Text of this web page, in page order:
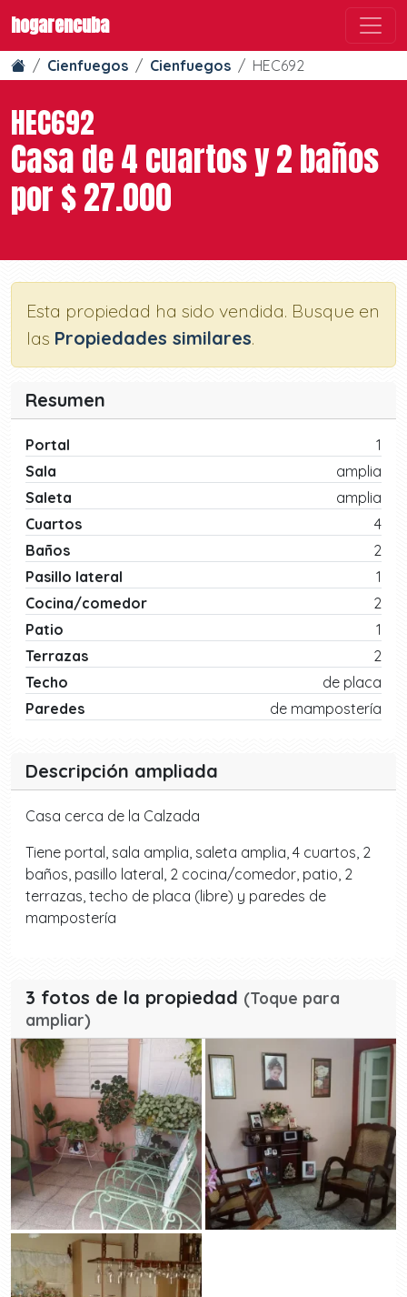
hogarencuba
Cienfuegos Cienfuegos HEC692
HEC692
Casa de 4 cuartos y 2 baños
por $ 27.000
Esta propiedad ha sido vendida. Busque en
las Propiedades similares.
Resumen
Portal
1
Sala
amplia
Saleta
amplia
Cuartos
4
Baños
2
Pasillo lateral
1
Cocina/comedor
2
Patio
1
Terrazas
2
Techo
de placa
Paredes
de mampostería
Descripción ampliada
Casa cerca de la Calzada
Tiene portal, sala amplia, saleta amplia, 4 cuartos, 2
baños, pasillo lateral, 2 cocina/comedor, patio, 2
terrazas, techo de placa (libre) y paredes de
mampostería
3 fotos de la propiedad (Toque para
ampliar)